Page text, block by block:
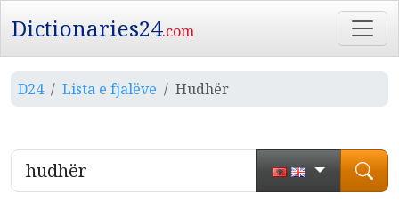
Dictionaries24.com
D24 Lista e fjalëve Hudhër